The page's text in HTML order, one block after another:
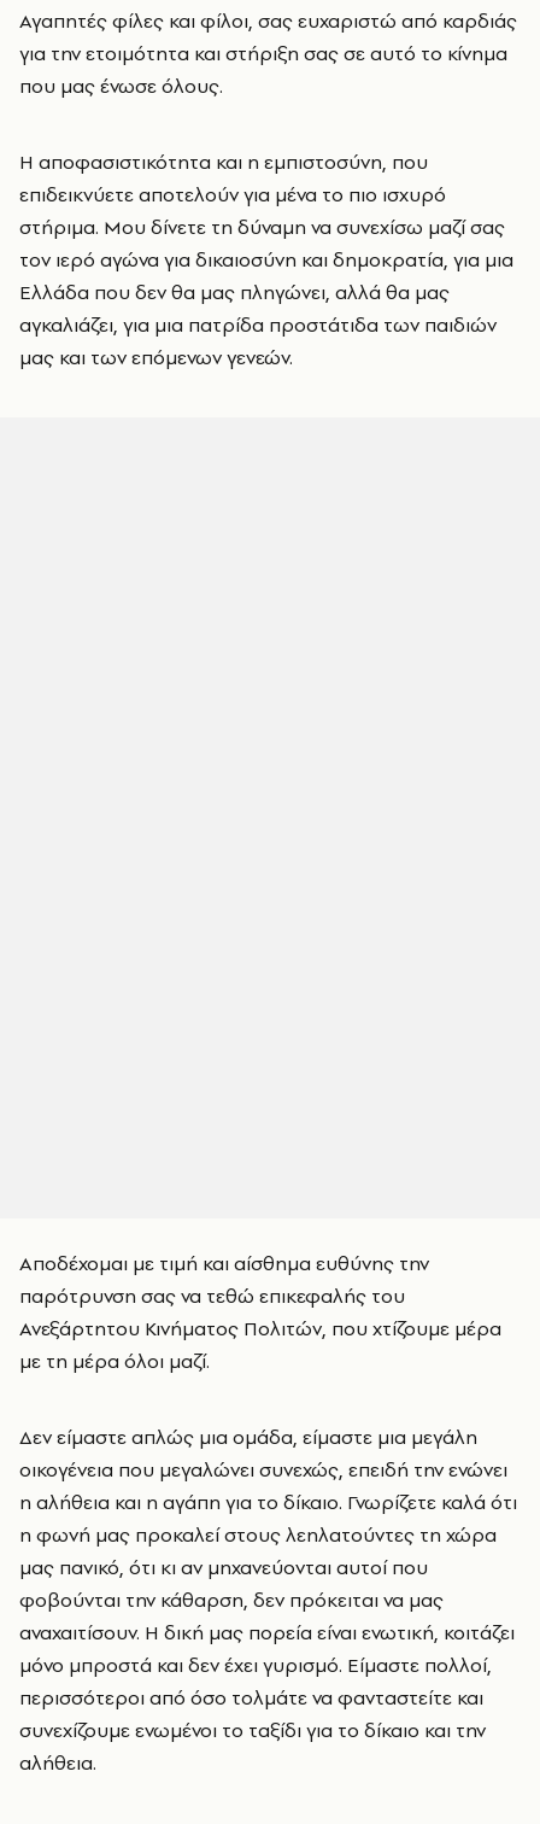
Αγαπητές φίλες και φίλοι, σας ευχαριστώ από καρδιάς
για την ετοιμότητα και στήριξη σας σε αυτό το κίνημα
που μας ένωσε όλους.
Η αποφασιστικότητα και η εμπιστοσύνη, που
επιδεικνύετε αποτελούν για μένα το πιο ισχυρό
στήριμα. Μου δίνετε τη δύναμη να συνεχίσω μαζί σας
τον ιερό αγώνα για δικαιοσύνη και δημοκρατία, για μια
Ελλάδα που δεν θα μας πληγώνει, αλλά θα μας
αγκαλιάζει, για μια πατρίδα προστάτιδα των παιδιών
μας και των επόμενων γενεών.
Αποδέχομαι με τιμή και αίσθημα ευθύνης την
παρότρυνση σας να τεθώ επικεφαλής του
Ανεξάρτητου Κινήματος Πολιτών, που χτίζουμε μέρα
με τη μέρα όλοι μαζί.
Δεν είμαστε απλώς μια ομάδα, είμαστε μια μεγάλη
οικογένεια που μεγαλώνει συνεχώς, επειδή την ενώνει
η αλήθεια και η αγάπη για το δίκαιο. Γνωρίζετε καλά ότι
η φωνή μας προκαλεί στους λεηλατούντες τη χώρα
μας πανικό, ότι κι αν μηχανεύονται αυτοί που
φοβούνται την κάθαρση, δεν πρόκειται να μας
αναχαιτίσουν. Η δική μας πορεία είναι ενωτική, κοιτάζει
μόνο μπροστά και δεν έχει γυρισμό. Είμαστε πολλοί,
περισσότεροι από όσο τολμάτε να φανταστείτε και
συνεχίζουμε ενωμένοι το ταξίδι για το δίκαιο και την
αλήθεια.